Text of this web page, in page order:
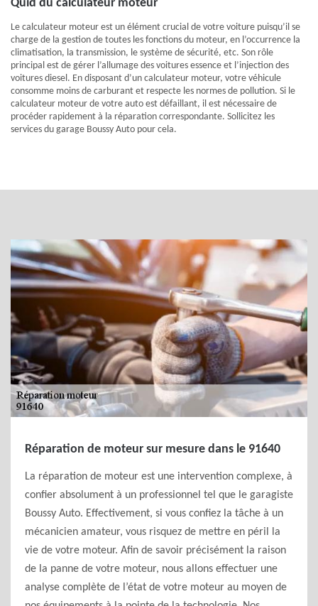
Quid du calculateur moteur
Le calculateur moteur est un élément crucial de votre voiture puisqu’il se
charge de la gestion de toutes les fonctions du moteur, en l’occurrence la
climatisation, la transmission, le système de sécurité, etc. Son rôle
principal est de gérer l’allumage des voitures essence et l’injection des
voitures diesel. En disposant d’un calculateur moteur, votre véhicule
consomme moins de carburant et respecte les normes de pollution. Si le
calculateur moteur de votre auto est défaillant, il est nécessaire de
procéder rapidement à la réparation correspondante. Sollicitez les
services du garage Boussy Auto pour cela.
Réparation de moteur sur mesure dans le 91640
La réparation de moteur est une intervention complexe, à
confier absolument à un professionnel tel que le garagiste
Boussy Auto. Effectivement, si vous confiez la tâche à un
mécanicien amateur, vous risquez de mettre en péril la
vie de votre moteur. Afin de savoir précisément la raison
de la panne de votre moteur, nous allons effectuer une
analyse complète de l’état de votre moteur au moyen de